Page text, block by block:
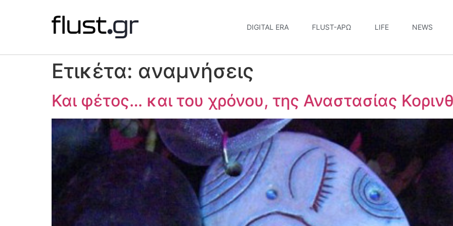
DIGITAL ERA FLUST-ΆΡΩ LIFE NEWS
Ετικέτα: αναμνήσεις
Και φέτος… και του χρόνου, της Αναστασίας